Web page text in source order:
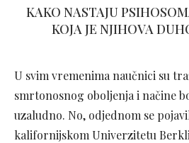
KAKO NASTAJU
KOJA JE NJIHOVA
U svim vremenima naučnici su
smrtonosnog oboljenja i načine
uzaludno. No, odjednom se
kalifornijskom Univerzitetu